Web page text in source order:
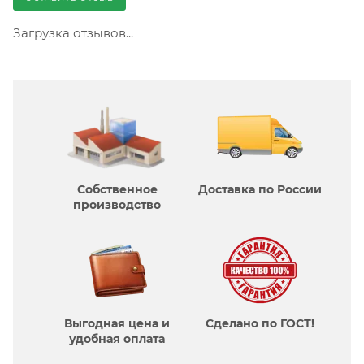
Загрузка отзывов...
Собственное
производcтво
Доставка по России
Выгодная цена и
удобная оплата
Сделано по ГОСТ!